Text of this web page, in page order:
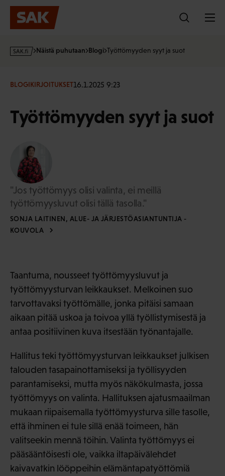
Hyppää
sisältöön
s
·
Näistä puhutaan Blogi Työttömyyden syyt ja suot
BLOGIKIRJOITUKSET16.1.2025 9:23
Työttömyyden syyt ja suot
"Jos työttömyys olisi valinta, ei meillä
työttömyysluvut olisi tällä tasolla."
SONJA LAITINEN, ALUE- JA JÄRJESTÖASIANTUNTIJA -
KOUVOLA
Taantuma, nousseet työttömyysluvut ja
työttömyysturvan leikkaukset. Melkoinen suo
tarvottavaksi työttömälle, jonka pitäisi samaan
aikaan pitää uskoa ja toivoa yllä työllistymisestä ja
antaa positiivinen kuva itsestään työnantajalle.
Hallitus teki työttömyysturvan leikkaukset julkisen
talouden tasapainottamiseksi ja työllisyyden
parantamiseksi, mutta myös näkökulmasta, jossa
työttömyys on valinta. Hallituksen ajatusmaailman
mukaan riipaisemalla työttömyysturva sille tasolle,
että ihminen ei tule sillä enää toimeen, hän
valitseekin mennä töihin. Valinta työttömyys ei
pääsääntöisesti ole, vaikka iltapäivälehdet
kaivavatkin lööppeihin elämäntapatyöttömiä